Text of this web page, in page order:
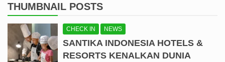
THUMBNAIL POSTS
CHECK IN NEWS
SANTIKA INDONESIA HOTELS &
RESORTS KENALKAN DUNIA